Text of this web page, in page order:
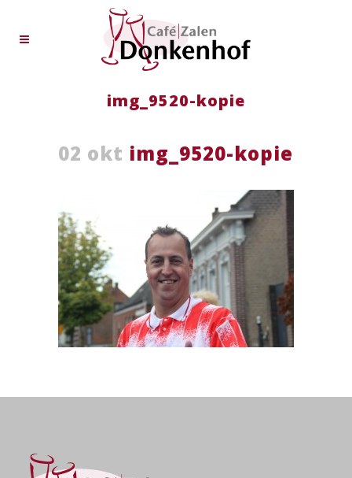
img_9520-kopie
02 okt img_9520-kopie